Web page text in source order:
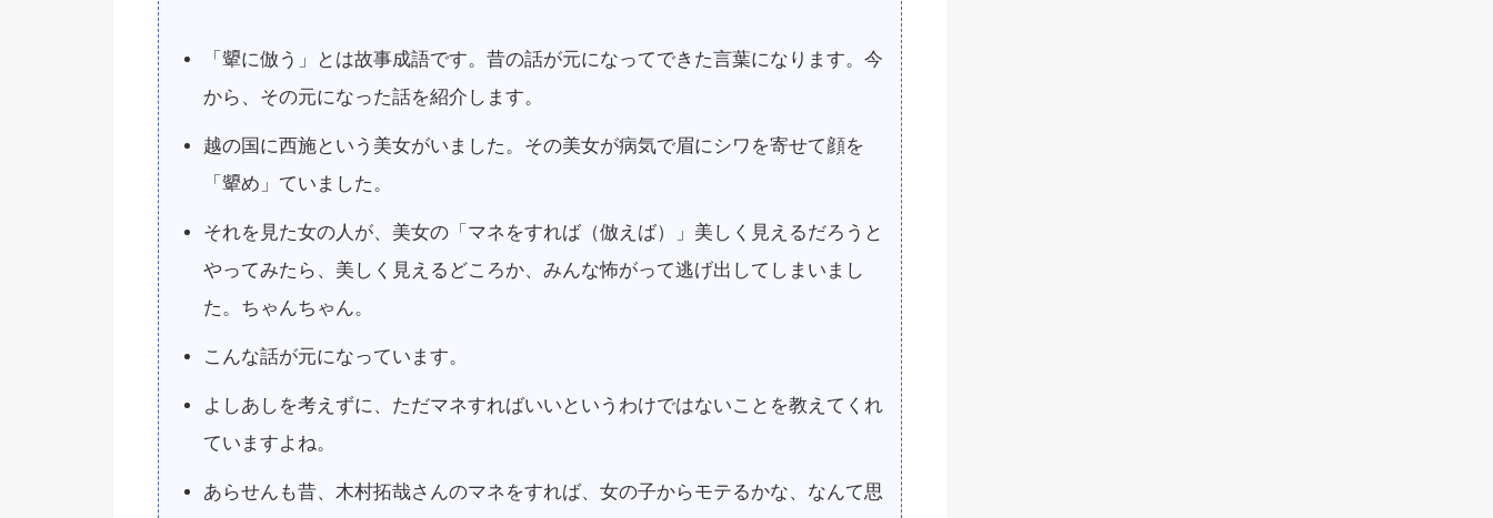
「顰に倣う」とは故事成語です。昔の話が元になってできた言葉になります。今
から、その元になった話を紹介します。
越の国に西施という美女がいました。その美女が病気で眉にシワを寄せて顔を
「顰め」ていました。
それを見た女の人が、美女の「マネをすれば（倣えば）」美しく見えるだろうと
やってみたら、美しく見えるどころか、みんな怖がって逃げ出してしまいまし
た。ちゃんちゃん。
こんな話が元になっています。
よしあしを考えずに、ただマネすればいいというわけではないことを教えてくれ
ていますよね。
あらせんも昔、木村拓哉さんのマネをすれば、女の子からモテるかな、なんて思